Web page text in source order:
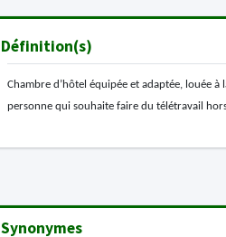
Définition(s)
Chambre d’hôtel équipée et adaptée, louée à
personne qui souhaite faire du télétravail
Synonymes